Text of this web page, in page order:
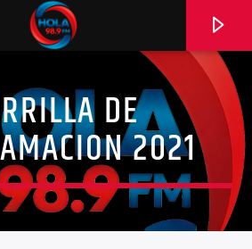
RADIO HOLADE
2021